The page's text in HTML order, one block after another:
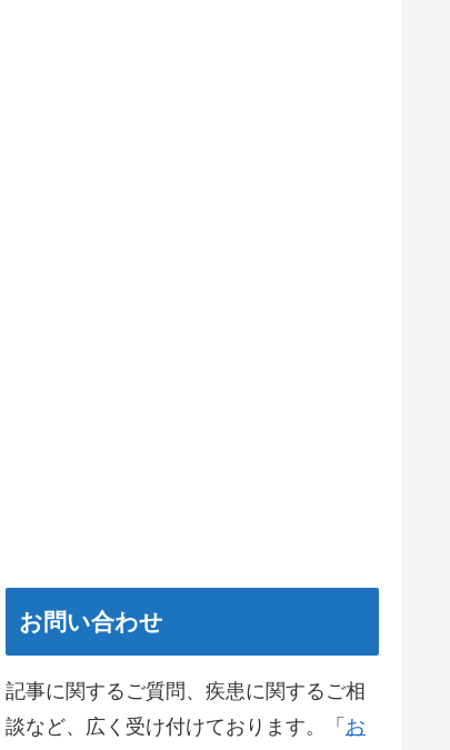
お問い合わせ
記事に関するご質問、疾患に関するご相
談など、広く受け付けております。「 お